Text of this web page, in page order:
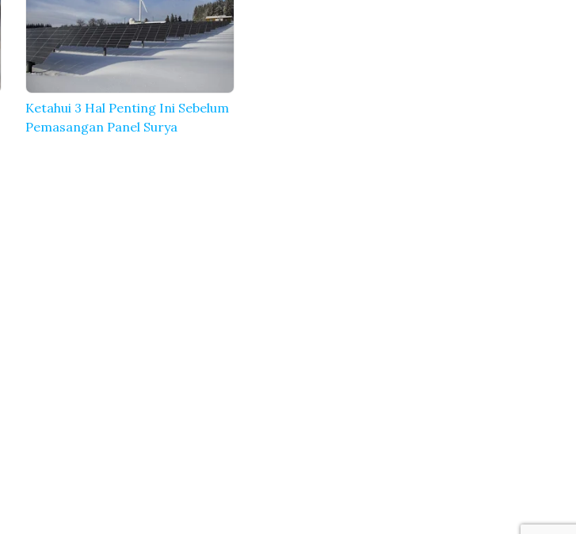
Ketahui 3 Hal Penting Ini Sebelum
Pemasangan Panel Surya